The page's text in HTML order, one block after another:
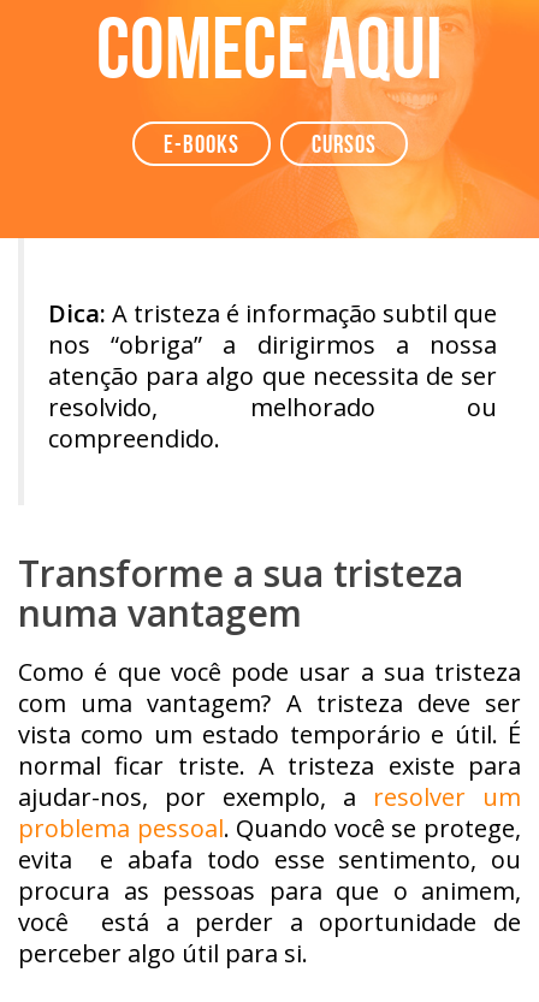
Comece aqui
e-books Cursos
Dica: A tristeza é informação subtil que
nos “obriga” a dirigirmos a nossa
atenção para algo que necessita de ser
resolvido, melhorado ou
compreendido.
Transforme a sua tristeza
numa vantagem
Como é que você pode usar a sua tristeza
com uma vantagem? A tristeza deve ser
vista como um estado temporário e útil. É
normal ficar triste. A tristeza existe para
ajudar-nos, por exemplo, a resolver um
problema pessoal. Quando você se protege,
evita e abafa todo esse sentimento, ou
procura as pessoas para que o animem,
você está a perder a oportunidade de
perceber algo útil para si.